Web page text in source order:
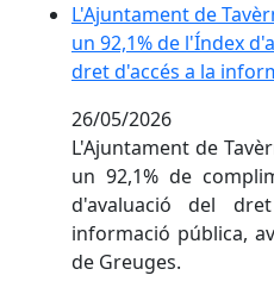
L'Ajuntament de
un 92,1% de l'Índex
dret d'accés a la
26/05/2026
L'Ajuntament de
un 92,1% de
d'avaluació del
informació pública,
de Greuges.